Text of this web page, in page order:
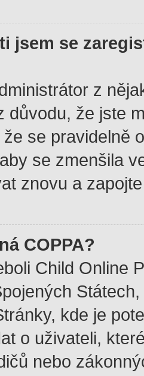
jsem se
z
důvodu, že jste
se pravidelně
se zmenšila
znovu a
COPPA?
Child Online
kde je
o uživateli,
nebo